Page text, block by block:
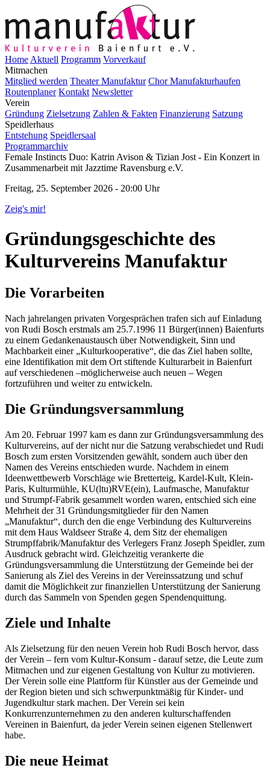
Home Aktuell Programm Vorverkauf
Mitmachen
Mitglied werden Theater Manufaktur Chor Manufakturhaufen
Routenplaner Kontakt Newsletter
Verein
Gründung Zielsetzung Zahlen & Fakten Finanzierung Satzung
Speidlerhaus
Entstehung Speidlersaal
Programmarchiv
Female Instincts Duo: Katrin Avison & Tizian Jost - Ein Konzert in
Zusammenarbeit mit Jazztime Ravensburg e.V.
Freitag, 25. September 2026 - 20:00 Uhr
Zeig's mir!
Gründungsgeschichte des
Kulturvereins Manufaktur
Die Vorarbeiten
Nach jahrelangen privaten Vorgesprächen trafen sich auf Einladung
von Rudi Bosch erstmals am 25.7.1996 11 Bürger(innen) Baienfurts
zu einem Gedankenaustausch über Notwendigkeit, Sinn und
Machbarkeit einer „Kulturkooperative“, die das Ziel haben sollte,
eine Identifikation mit dem Ort stiftende Kulturarbeit in Baienfurt
auf verschiedenen –möglicherweise auch neuen – Wegen
fortzuführen und weiter zu entwickeln.
Die Gründungsversammlung
Am 20. Februar 1997 kam es dann zur Gründungsversammlung des
Kulturvereins, auf der nicht nur die Satzung verabschiedet und Rudi
Bosch zum ersten Vorsitzenden gewählt, sondern auch über den
Namen des Vereins entschieden wurde. Nachdem in einem
Ideenwettbewerb Vorschläge wie Bretterteig, Kardel-Kult, Klein-
Paris, Kulturmühle, KU(ltu)RVE(ein), Laufmasche, Manufaktur
und Strumpf-Fabrik gesammelt worden waren, entschied sich eine
Mehrheit der 31 Gründungsmitglieder für den Namen
„Manufaktur“, durch den die enge Verbindung des Kulturvereins
mit dem Haus Waldseer Straße 4, dem Sitz der ehemaligen
Strumpffabrik/Manufaktur des Verlegers Franz Joseph Speidler, zum
Ausdruck gebracht wird. Gleichzeitig verankerte die
Gründungsversammlung die Unterstützung der Gemeinde bei der
Sanierung als Ziel des Vereins in der Vereinssatzung und schuf
damit die Möglichkeit zur finanziellen Unterstützung der Sanierung
durch das Sammeln von Spenden gegen Spendenquittung.
Ziele und Inhalte
Als Zielsetzung für den neuen Verein hob Rudi Bosch hervor, dass
der Verein – fern vom Kultur-Konsum - darauf setze, die Leute zum
Mitmachen und zur eigenen Gestaltung von Kultur zu motivieren.
Der Verein solle eine Plattform für Künstler aus der Gemeinde und
der Region bieten und sich schwerpunktmäßig für Kinder- und
Jugendkultur stark machen. Der Verein sei kein
Konkurrenzunternehmen zu den anderen kulturschaffenden
Vereinen in Baienfurt, da jeder Verein seinen eigenen Stellenwert
habe.
Die neue Heimat